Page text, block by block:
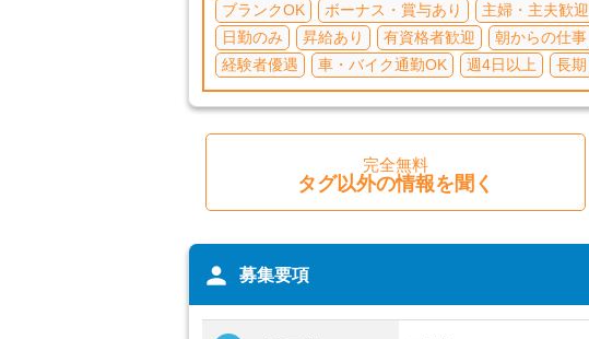
ブランクOK ボーナス・賞与あり 主婦・主夫歓迎
日勤のみ
昇給あり 有資格者歓迎 朝からの仕事
経験者優遇
車・バイク通勤OK 週4日以上 長期
完全無料
タグ以外の情報を聞く
person 募集要項